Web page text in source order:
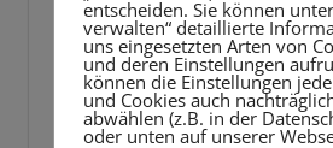
entscheiden. Sie können
verwalten“ detaillierte
uns eingesetzten Arten von
und deren Einstellungen
können die Einstellungen
und Cookies auch
abwählen (z.B. in der
oder unten auf unserer